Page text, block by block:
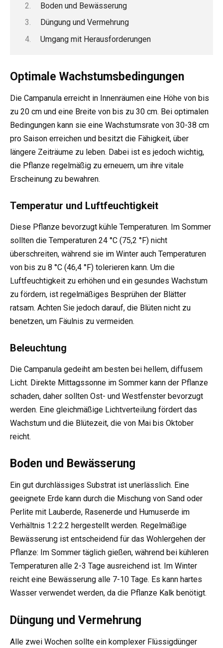
Boden und Bewässerung
Düngung und Vermehrung
Umgang mit Herausforderungen
Optimale Wachstumsbedingungen
Die Campanula erreicht in Innenräumen eine Höhe von bis
zu 20 cm und eine Breite von bis zu 30 cm. Bei optimalen
Bedingungen kann sie eine Wachstumsrate von 30-38 cm
pro Saison erreichen und besitzt die Fähigkeit, über
längere Zeiträume zu leben. Dabei ist es jedoch wichtig,
die Pflanze regelmäßig zu erneuern, um ihre vitale
Erscheinung zu bewahren.
Temperatur und Luftfeuchtigkeit
Diese Pflanze bevorzugt kühle Temperaturen. Im Sommer
sollten die Temperaturen 24 °C (75,2 °F) nicht
überschreiten, während sie im Winter auch Temperaturen
von bis zu 8 °C (46,4 °F) tolerieren kann. Um die
Luftfeuchtigkeit zu erhöhen und ein gesundes Wachstum
zu fördern, ist regelmäßiges Besprühen der Blätter
ratsam. Achten Sie jedoch darauf, die Blüten nicht zu
benetzen, um Fäulnis zu vermeiden.
Beleuchtung
Die Campanula gedeiht am besten bei hellem, diffusem
Licht. Direkte Mittagssonne im Sommer kann der Pflanze
schaden, daher sollten Ost- und Westfenster bevorzugt
werden. Eine gleichmäßige Lichtverteilung fördert das
Wachstum und die Blütezeit, die von Mai bis Oktober
reicht.
Boden und Bewässerung
Ein gut durchlässiges Substrat ist unerlässlich. Eine
geeignete Erde kann durch die Mischung von Sand oder
Perlite mit Lauberde, Rasenerde und Humuserde im
Verhältnis 1:2:2:2 hergestellt werden. Regelmäßige
Bewässerung ist entscheidend für das Wohlergehen der
Pflanze: Im Sommer täglich gießen, während bei kühleren
Temperaturen alle 2-3 Tage ausreichend ist. Im Winter
reicht eine Bewässerung alle 7-10 Tage. Es kann hartes
Wasser verwendet werden, da die Pflanze Kalk benötigt.
Düngung und Vermehrung
Alle zwei Wochen sollte ein komplexer Flüssigdünger